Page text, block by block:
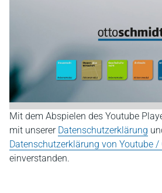
Mit dem Abspielen des Youtube
mit unserer Datenschutzerklärung
Datenschutzerklärung von Youtube /
einverstanden.